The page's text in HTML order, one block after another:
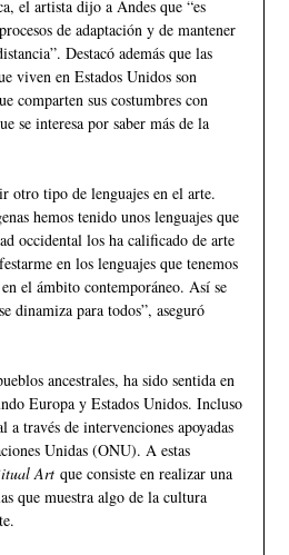
el artista dijo a Andes que “es
de adaptación y de mantener
Destacó además que las
viven en Estados Unidos son
comparten sus costumbres con
se interesa por saber más de la
otro tipo de lenguajes en el arte.
hemos tenido unos lenguajes que
occidental los ha calificado de arte
en los lenguajes que tenemos
el ámbito contemporáneo. Así se
dinamiza para todos”, aseguró
ancestrales, ha sido sentida en
Europa y Estados Unidos. Incluso
a través de intervenciones apoyadas
Unidas (ONU). A estas
Artque consiste en realizar una
que muestra algo de la cultura